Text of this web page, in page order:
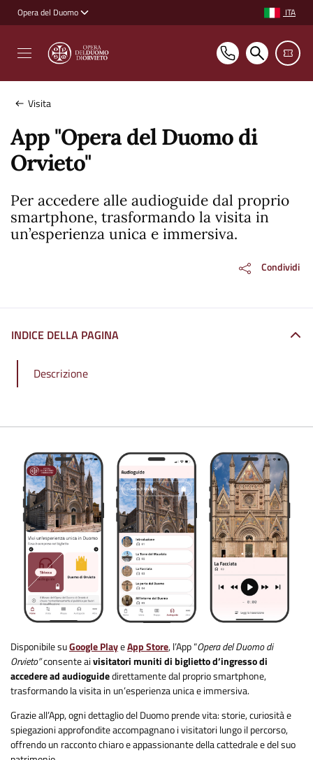
Vai ai contenuti
Vai al footer
Opera del Duomo Selezione
ITA
Visita
App "Opera del Duomo di
Orvieto"
Per accedere alle audioguide dal proprio
smartphone, trasformando la visita in
un’esperienza unica e immersiva.
Condividi
INDICE DELLA PAGINA
Descrizione
Disponibile suGoogle PlayeApp Store, l’App “Opera del Duomo di
Orvieto”consente aivisitatori muniti di biglietto d’ingresso di
accedere ad audioguidedirettamente dal proprio smartphone,
trasformando la visita in un’esperienza unica e immersiva.
Grazie all’App, ogni dettaglio del Duomo prende vita: storie, curiosità e
spiegazioni approfondite accompagnano i visitatori lungo il percorso,
offrendo un racconto chiaro e appassionante della cattedrale e del suo